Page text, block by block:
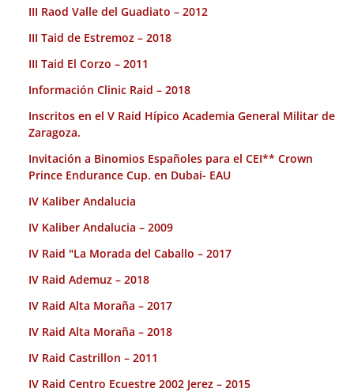
III Raod Valle del Guadiato – 2012
III Taid de Estremoz – 2018
III Taid El Corzo – 2011
Información Clinic Raid – 2018
Inscritos en el V Raid Hípico Academia General Militar de
Zaragoza.
Invitación a Binomios Españoles para el CEI** Crown
Prince Endurance Cup. en Dubai- EAU
IV Kaliber Andalucia
IV Kaliber Andalucia – 2009
IV Raid "La Morada del Caballo – 2017
IV Raid Ademuz – 2018
IV Raid Alta Moraña – 2017
IV Raid Alta Moraña – 2018
IV Raid Castrillon – 2011
IV Raid Centro Ecuestre 2002 Jerez – 2015